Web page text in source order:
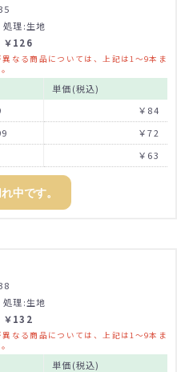
理:生地
￥126
なる商品については、上記は1～9本ま
単価(税込)
￥84
￥72
￥63
中です。
理:生地
￥132
なる商品については、上記は1～9本ま
単価(税込)